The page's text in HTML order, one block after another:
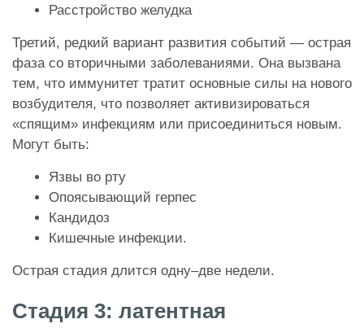
Расстройство желудка
Третий, редкий вариант развития событий — острая
фаза со вторичными заболеваниями. Она вызвана
тем, что иммунитет тратит основные силы на нового
возбудителя, что позволяет активизироваться
«спящим» инфекциям или присоединиться новым.
Могут быть:
Язвы во рту
Опоясывающий герпес
Кандидоз
Кишечные инфекции.
Острая стадия длится одну–две недели.
Стадия 3: латентная